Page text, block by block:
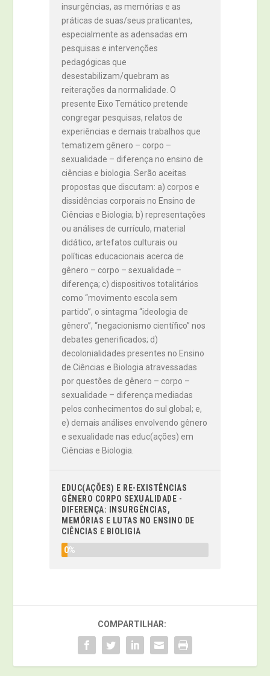
insurgências, as memórias e as
práticas de suas/seus praticantes,
especialmente as adensadas em
pesquisas e intervenções
pedagógicas que
desestabilizam/quebram as
reiterações da normalidade. O
presente Eixo Temático pretende
congregar pesquisas, relatos de
experiências e demais trabalhos que
tematizem gênero – corpo –
sexualidade – diferença no ensino de
ciências e biologia. Serão aceitas
propostas que discutam: a) corpos e
dissidências corporais no Ensino de
Ciências e Biologia; b) representações
ou análises de currículo, material
didático, artefatos culturais ou
políticas educacionais acerca de
gênero – corpo – sexualidade –
diferença; c) dispositivos totalitários
como “movimento escola sem
partido”, o sintagma “ideologia de
gênero”, “negacionismo científico” nos
debates generificados; d)
decolonialidades presentes no Ensino
de Ciências e Biologia atravessadas
por questões de gênero – corpo –
sexualidade – diferença mediadas
pelos conhecimentos do sul global; e,
e) demais análises envolvendo gênero
e sexualidade nas educ(ações) em
Ciências e Biologia.
EDUC(AÇÕES) E RE-EXISTÊNCIAS
GÊNERO CORPO SEXUALIDADE -
DIFERENÇA: INSURGÊNCIAS,
MEMÓRIAS E LUTAS NO ENSINO DE
CIÊNCIAS E BIOLIGIA
0%
COMPARTILHAR: